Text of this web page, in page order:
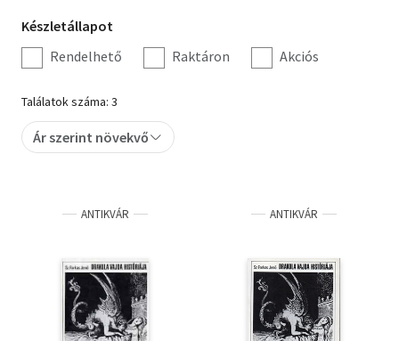
Hobbi, szabadidő
Irodalom
Művészet
Szakkönyv
Tankönyv, segédkönyv
Természettudomány
Történelem
Készletállapot
szűrés
Készletállapot
Rendelhető
Raktáron Akciós
Találatok száma: 3
Ár szerint növekvő
ANTIKVÁR ANTIKVÁR